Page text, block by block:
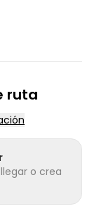
ruta
o crea